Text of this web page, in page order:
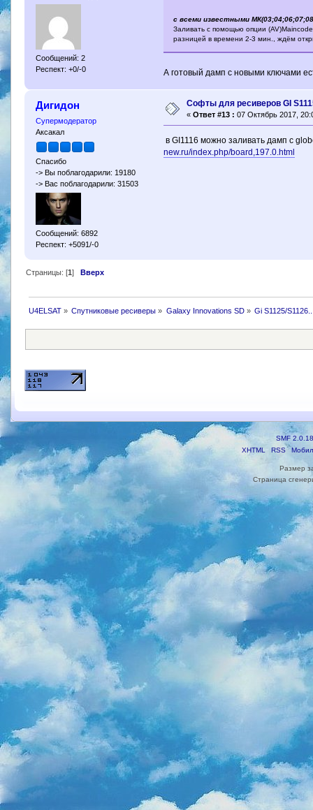
Сообщений: 2
Респект: +0/-0
c всеми известными
Заливать с помощью опции
разницей в времени 2-3 мин., ждём
А готовый дамп с новыми ключами
Дигидон
Супермодератор
Аксакал
Спасибо
-> Вы поблагодарили: 19180
-> Вас поблагодарили: 31503
Сообщений: 6892
Респект: +5091/-0
Софты для ресиверов GI
« Ответ #13 : 07 Октябрь 2017,
в GI1116 можно заливать дамп с
new.ru/index.php/board,197.0.html
Страницы: [1] Вверх
U4ELSAT» Cпутниковые ресиверы » Galaxy Innovations SD» Gi S1125/
SMF 2.0.18
XHTML
RSS
Размер
Страница